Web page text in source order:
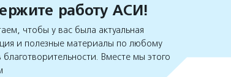
работу АСИ!
чтобы у вас была актуальная
и полезные материалы по любому
благотворительности. Вместе мы этого